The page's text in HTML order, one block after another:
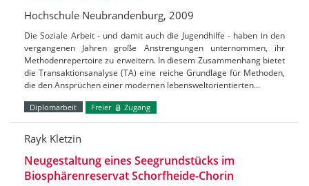
Hochschule Neubrandenburg, 2009
Die Soziale Arbeit - und damit auch die Jugendhilfe - haben in den
vergangenen Jahren große Anstrengungen unternommen, ihr
Methodenrepertoire zu erweitern. In diesem Zusammenhang bietet
die Transaktionsanalyse (TA) eine reiche Grundlage für Methoden,
die den Ansprüchen einer modernen lebensweltorientierten…
Diplomarbeit Freier Zugang
Rayk Kletzin
Neugestaltung eines Seegrundstücks im
Biosphärenreservat Schorfheide-Chorin